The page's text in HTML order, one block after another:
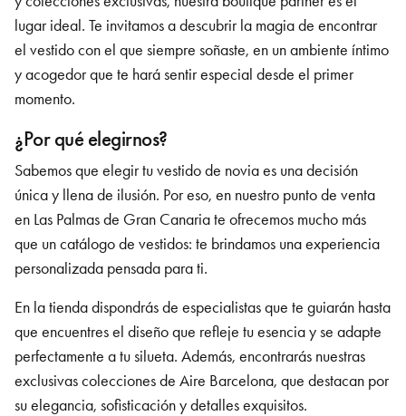
lugar ideal. Te invitamos a descubrir la magia de encontrar
el vestido con el que siempre soñaste, en un ambiente íntimo
y acogedor que te hará sentir especial desde el primer
momento.
¿Por qué elegirnos?
Sabemos que elegir tu vestido de novia es una decisión
única y llena de ilusión. Por eso, en nuestro punto de venta
en Las Palmas de Gran Canariate ofrecemos mucho más
que un catálogo de vestidos: te brindamos una experiencia
personalizada pensada para ti.
En la tienda dispondrás de especialistas que te guiarán hasta
que encuentres el diseño que refleje tu esencia y se adapte
perfectamente a tu silueta. Además, encontrarás nuestras
exclusivas colecciones de Aire Barcelona, que destacan por
su elegancia, sofisticación y detalles exquisitos.